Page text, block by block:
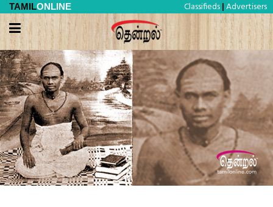
TAMILONLINE Classifieds | Advertisers